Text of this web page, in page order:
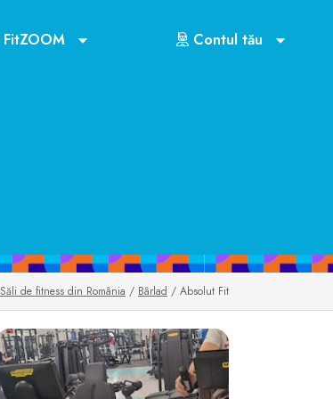
FitZOOM Contul tău
Săli de fitness din România / Bârlad / Absolut Fit